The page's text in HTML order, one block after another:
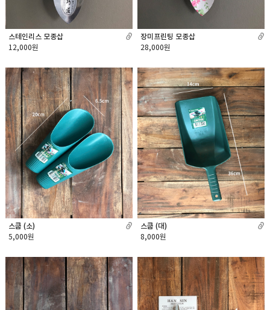
스테인리스 모종삽
12,000원
장미프린팅 모종삽
28,000원
스쿱 (소)
5,000원
스쿱 (대)
8,000원